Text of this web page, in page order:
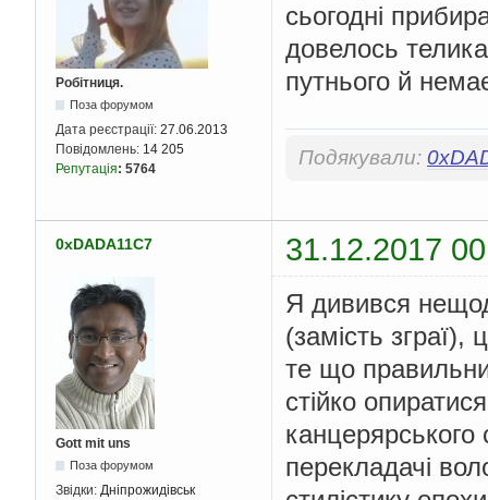
Робітниця.
Поза форумом
Дата реєстрації: 27.06.2013
Повідомлень: 14 205
Репутація: 5764
сьогодні
довелось
путнього й
Подякували:
0xDADA11C7 31.12.2017
Gott mit uns
Поза форумом
Звідки: Дніпрожидівськ
Я дивився
(замість
те що
стійко
перекладачі